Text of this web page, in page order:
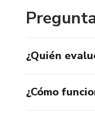
¿Quién
¿Cómo